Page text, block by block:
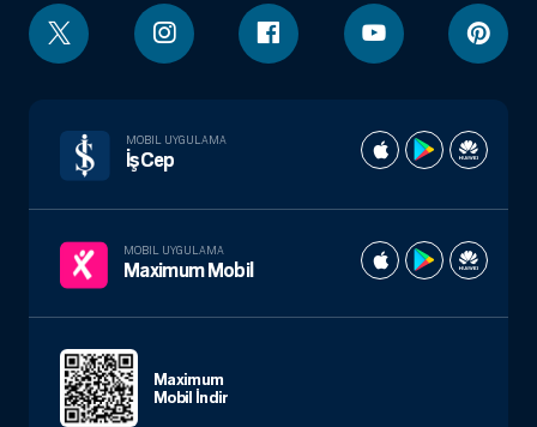
MOBIL UYGULAMA
İşCep
MOBIL UYGULAMA
Maximum Mobil
Maximum
Mobil İndir